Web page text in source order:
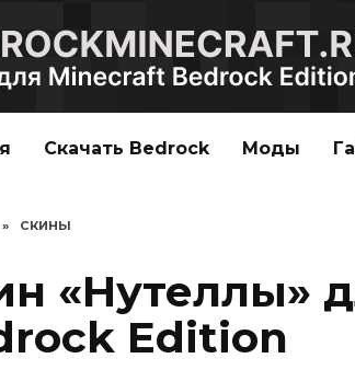
Скачать Bedrock Моды
» СКИНЫ
«Нутеллы»
Edition